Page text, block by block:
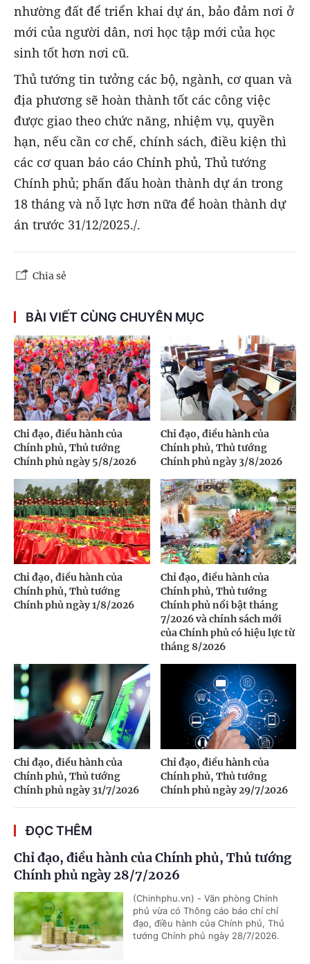
nhường đất để triển khai dự án, bảo đảm nơi ở
mới của người dân, nơi học tập mới của học
sinh tốt hơn nơi cũ.
Thủ tướng tin tưởng các bộ, ngành, cơ quan và
địa phương sẽ hoàn thành tốt các công việc
được giao theo chức năng, nhiệm vụ, quyền
hạn, nếu cần cơ chế, chính sách, điều kiện thì
các cơ quan báo cáo Chính phủ, Thủ tướng
Chính phủ; phấn đấu hoàn thành dự án trong
18 tháng và nỗ lực hơn nữa để hoàn thành dự
án trước 31/12/2025./.
Chia sẻ
BÀI VIẾT CÙNG CHUYÊN MỤC
Chỉ đạo, điều hành của
Chính phủ, Thủ tướng
Chính phủ ngày 5/8/2026
Chỉ đạo, điều hành của
Chính phủ, Thủ tướng
Chính phủ ngày 3/8/2026
Chỉ đạo, điều hành của
Chính phủ, Thủ tướng
Chính phủ ngày 1/8/2026
Chỉ đạo, điều hành của
Chính phủ, Thủ tướng
Chính phủ nổi bật tháng
7/2026 và chính sách mới
của Chính phủ có hiệu lực từ
tháng 8/2026
Chỉ đạo, điều hành của
Chính phủ, Thủ tướng
Chính phủ ngày 31/7/2026
Chỉ đạo, điều hành của
Chính phủ, Thủ tướng
Chính phủ ngày 29/7/2026
ĐỌC THÊM
Chỉ đạo, điều hành của Chính phủ, Thủ tướng
Chính phủ ngày 28/7/2026
(Chinhphu.vn) - Văn phòng Chính
phủ vừa có Thông cáo báo chí chỉ
đạo, điều hành của Chính phủ, Thủ
tướng Chính phủ ngày 28/7/2026.